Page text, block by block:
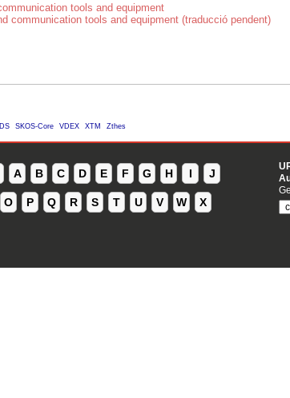
tools and equipment
communication tools and equipment (traducció pendent)
SKOS-Core VDEX XTM Zthes
A B C D E F G H I J
O P Q R S T U V W X